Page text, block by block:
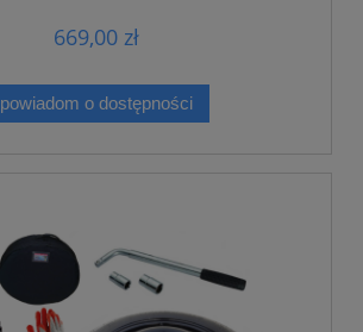
669,00 zł
powiadom o dostępności